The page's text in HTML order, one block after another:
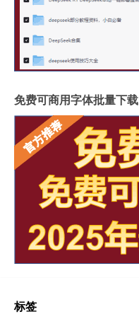
免费可商用字体批量下载
标签